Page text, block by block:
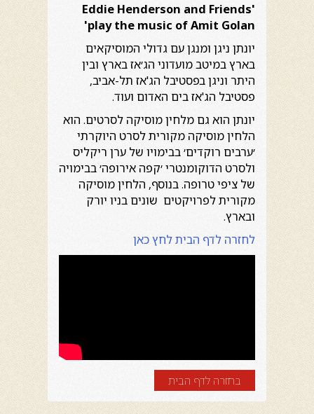
'Eddie Henderson and Friends
play the music of Amit Golan'
יונתן ניגן ומנגן עם גדולי המוסיקאים
בארץ במיטב מועדוני הג׳אז בארץ ובין
היתר וניגן בפסטיבל הג'אז תל-אביב,
פסטיבל הג'אז בים האדום ועוד.
יונתן הוא גם מלחין מוסיקה לסרטים. הוא
הלחין מוסיקה מקורית לסרט היוקרתי
׳ערבים רוקדים׳ בבימויו של ערן ריקליס
ולסרט הדוקומנטרי ׳קפה אירופה׳ בבימויה
של ציפי טרופה. בנוסף, הלחין מוסיקה
מקורית לפרויקטים שונים בניו יורק
ובארץ.
לחזרה לדף הבית לחץ כאן
בחזרה לדף הבית